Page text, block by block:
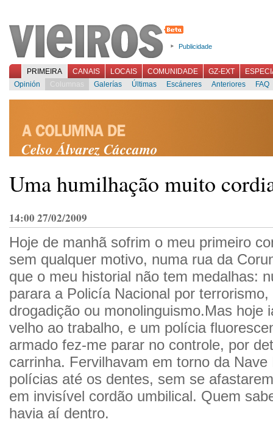
Publicidade
PRIMEIRA CANAIS LOCAIS COMUNIDADE GZ-EXT
Opinión
Columnas Galerías Últimas Escáneres Anteriores FAQ
Celso Álvarez Cáccamo
Uma humilhação muito
14:00 27/02/2009
Hoje de manhã sofrim o meu primeiro
sem qualquer motivo, numa rua da
que o meu historial não tem medalhas:
parara a Policía Nacional por
drogadição ou monolinguismo.Mas hoje
velho ao trabalho, e um polícia
armado fez-me parar no controle, por
carrinha. Fervilhavam em torno da Nave
polícias até os dentes, sem se
em invisível cordão umbilical. Quem
havia aí dentro.